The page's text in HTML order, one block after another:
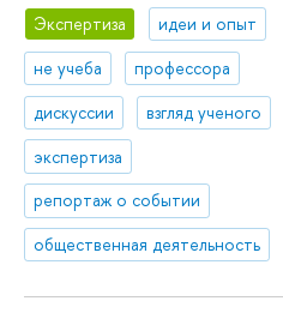
Экспертиза
идеи и опыт
не учеба
профессора
дискуссии
взгляд ученого
экспертиза
репортаж о событии
общественная деятельность